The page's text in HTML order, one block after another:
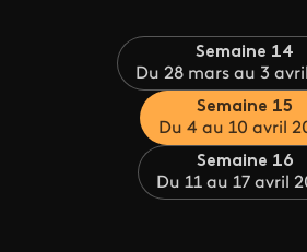
Semaine 14
Du 28 mars au 3
Semaine 15
Du 4 au 10 avril
Semaine 16
Du 11 au 17 avril